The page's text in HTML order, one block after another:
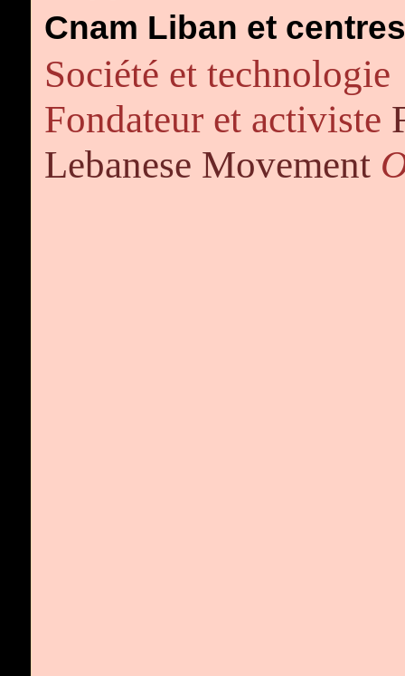
Cnam Liban et
Société et technologie
Fondateur et activiste
Lebanese Movement